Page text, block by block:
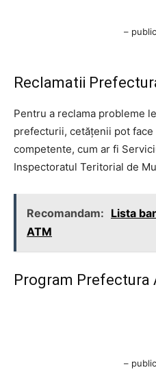
–
Reclamatii
Pentru a reclama probleme
prefecturii, cetățenii pot
competente, cum ar fi
Inspectoratul Teritorial de
Recomandam: Lista
ATM
Program Prefectura
–